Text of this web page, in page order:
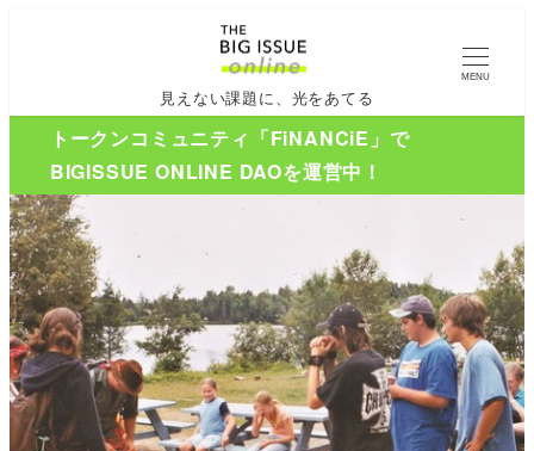
見えない課題に、光をあてる
MENU
トークンコミュニティ「FiNANCiE」で
BIGISSUE ONLINE DAOを運営中！